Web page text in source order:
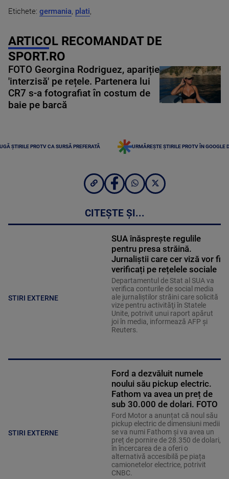
Etichete: germania, plati,
ARTICOL RECOMANDAT DE
SPORT.RO
FOTO Georgina Rodriguez, apariție
'interzisă' pe rețele. Partenera lui
CR7 s-a fotografiat în costum de
baie pe barcă
ȘTIRILE PROTV CA SURSĂ PREFERATĂ URMĂREȘTE ȘTIRILE PROTV ÎN GOOGLE
CITEȘTE ȘI...
STIRI EXTERNE
SUA înăsprește regulile
pentru presa străină.
Jurnaliștii care cer viză vor fi
verificați pe rețelele sociale
Departamentul de Stat al SUA va
verifica conturile de social media
ale jurnaliştilor străini care solicită
vize pentru activităţi în Statele
Unite, potrivit unui raport apărut
joi în media, informează AFP şi
Reuters.
STIRI EXTERNE
Ford a dezvăluit numele
noului său pickup electric.
Fathom va avea un preț de
sub 30.000 de dolari. FOTO
Ford Motor a anunțat că noul său
pickup electric de dimensiuni medii
se va numi Fathom și va avea un
preț de pornire de 28.350 de dolari,
în încercarea de a oferi o
alternativă accesibilă pe piața
camionetelor electrice, potrivit
CNBC.